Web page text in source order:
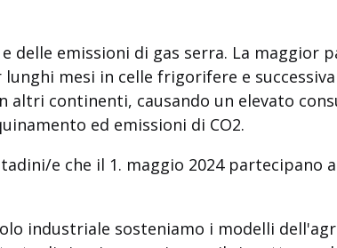
delle emissioni di gas serra. La
lunghi mesi in celle frigorifere e
altri continenti, causando un elevato
ed emissioni di CO2.
e che il 1. maggio 2024 partecipano
industriale sosteniamo i modelli